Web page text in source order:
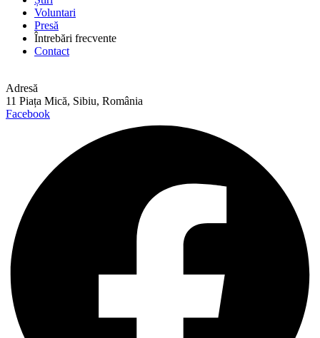
Voluntari
Presă
Întrebări frecvente
Contact
Adresă
11 Piața Mică, Sibiu, România
Facebook